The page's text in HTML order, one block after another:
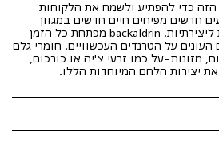
כדי להפתיע ולשמח את הלקוחות
חדשים מפיחים חיים חדשים במגוון
המוצרים שלך ונותנים עדות ליצירתיות. backaldrin מפתחת כל הזמן
העונים על הטרנדים העכשוויים. חומרי גלם
מזונות-על כמו זרעי צ'יה או כורכום,
את יצירות הלחם המיוחדות הללו.